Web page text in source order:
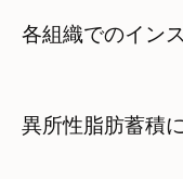
各組織でのイン
異所性脂肪蓄積